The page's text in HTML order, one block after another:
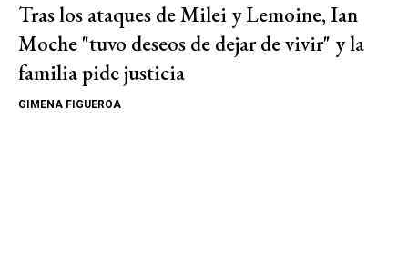
Tras los ataques de Milei y Lemoine, Ian
Moche "tuvo deseos de dejar de vivir" y la
familia pide justicia
GIMENA FIGUEROA